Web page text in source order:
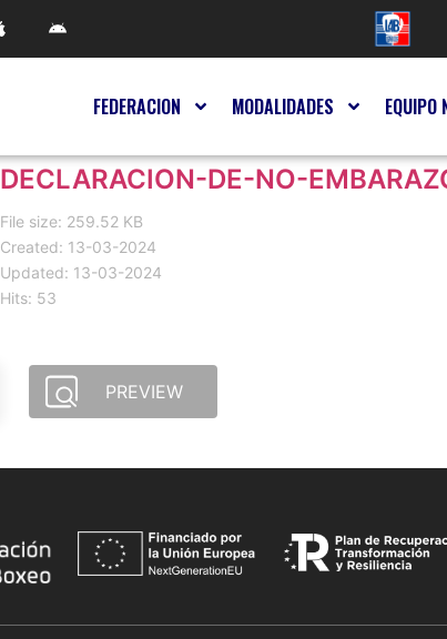
FEDERACION MODALIDADES EQUIPO
DECLARACION-DE-NO-
File size: 259.52 KB
Created: 13-03-2024
Updated: 13-03-2024
Hits: 53
PREVIEW